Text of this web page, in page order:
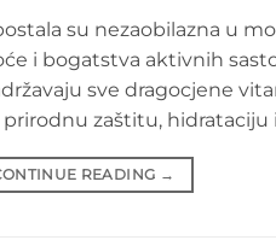
su nezaobilazna u
i bogatstva aktivnih
sve dragocjene
zaštitu, hidrataciju
READING →